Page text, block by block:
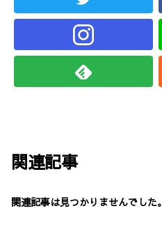
関連記事
関連記事は見つかりませんでした。